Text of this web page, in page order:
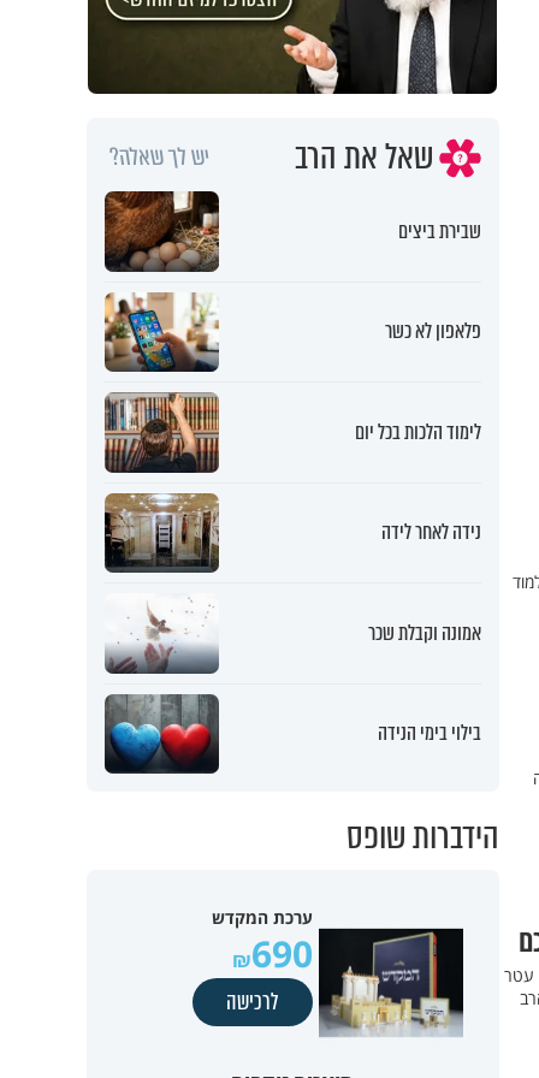
עטר
שאל את הרב יש לך שאלה?
שבירת ביצים
פלאפון לא כשר
לימוד הלכות בכל יום
נידה לאחר לידה
אמונה וקבלת שכר
בילוי בימי הנידה
הידברות שופס
ערכת המקדש
690
לרכישה